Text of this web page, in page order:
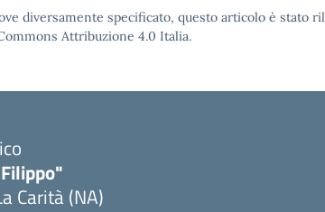
diversamente specificato, questo articolo è stato
Attribuzione 4.0 Italia.
Carità (NA)